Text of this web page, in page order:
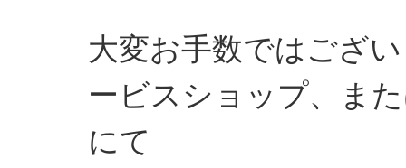
大変お手数ではござ
ービスショップ、ま
にて